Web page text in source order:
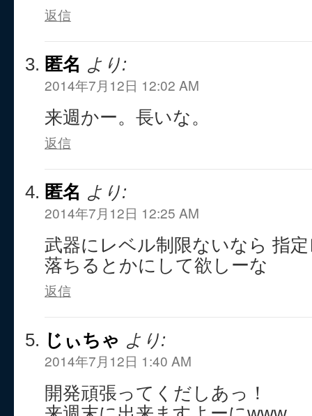
返信
匿名 より:
2014年7月12日 12:02 AM
来週かー。長いな。
返信
匿名 より:
2014年7月12日 12:25 AM
武器にレベル制限ないなら 指
落ちるとかにして欲しーな
返信
じぃちゃ より:
2014年7月12日 1:40 AM
開発頑張ってくだしあっ！